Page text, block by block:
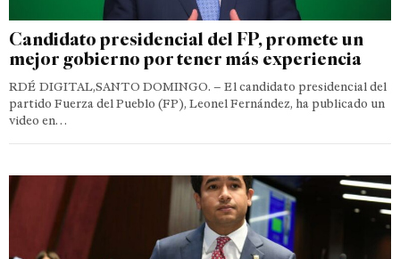
Candidato presidencial del FP, promete un
mejor gobierno por tener más experiencia
RDÉ DIGITAL,SANTO DOMINGO. – El candidato presidencial del
partido Fuerza del Pueblo (FP), Leonel Fernández, ha publicado un
video en…